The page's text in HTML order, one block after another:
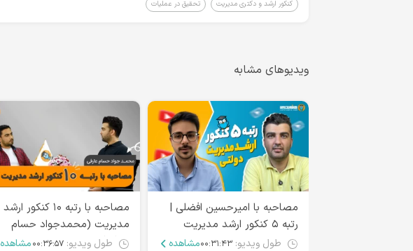
کنکور ارشد و دکتری مدیریت تحقیق در عملیات
ویدیوهای مشابه
مصاحبه با امیرحسین افضلی |
رتبه ۵ کنکور ارشد مدیریت
دولتیطول ویدیو: ۰۰:۳۱:۴۳مشاهده
مصاحبه با رتبه ۱۰ کنکور ارشد
مدیریت (محمدجواد حسام
عارفی)طول ویدیو: ۰۰:۳۶:۵۷مشاهده